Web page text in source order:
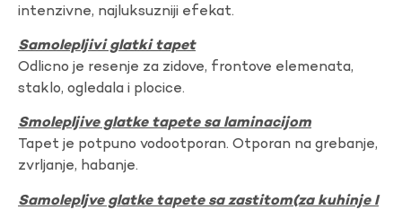
intenzivne, najluksuzniji efekat.
Samolepljivi glatki tapet
Odlicno je resenje za zidove, frontove elemenata,
staklo, ogledala i plocice.
Smolepljive glatke tapete sa laminacijom
Tapet je potpuno vodootporan. Otporan na grebanje,
zvrljanje, habanje.
Samolepljve glatke tapete sa zastitom(za kuhinje I